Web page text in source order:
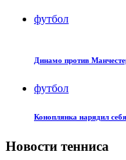
футбол
Динамо против
футбол
Коноплянка нарядил
Новости тенниса